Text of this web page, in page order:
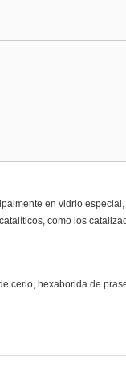
en vidrio
como los
cerio, hexaborida de